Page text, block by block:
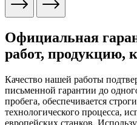
Официальная
работ, продукцию,
Качество нашей работы
письменной гарантии до
пробега, обеспечивается
технологического процесса,
европейских станков.